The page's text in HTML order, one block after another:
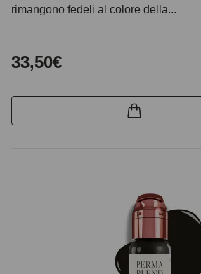
rimangono fedeli al colore della...
33,50€